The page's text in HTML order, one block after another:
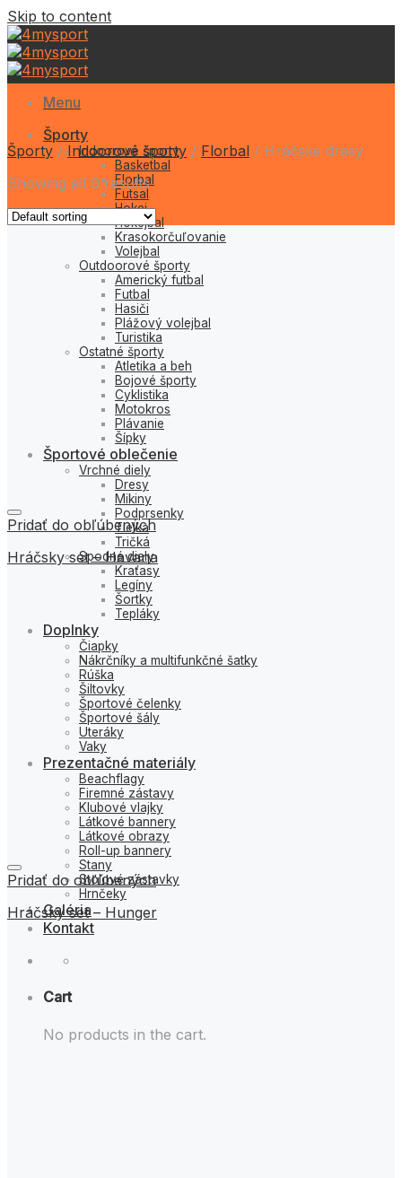
Skip to content
Menu
Športy
Indoorové športy
Basketbal
Florbal
Futsal
Hokej
Hokejbal
Krasokorčuľovanie
Volejbal
Outdoorové športy
Americký futbal
Futbal
Hasiči
Plážový volejbal
Turistika
Ostatné športy
Atletika a beh
Bojové športy
Cyklistika
Motokros
Plávanie
Šípky
Športové oblečenie
Vrchné diely
Dresy
Mikiny
Podprsenky
Tielka
Tričká
Spodné diely
Kraťasy
Legíny
Šortky
Tepláky
Doplnky
Čiapky
Nákrčníky a multifunkčné šatky
Rúška
Šiltovky
Športové čelenky
Športové šály
Uteráky
Vaky
Prezentačné materiály
Beachflagy
Firemné zástavy
Klubové vlajky
Látkové bannery
Látkové obrazy
Roll-up bannery
Stany
Stolové zástavky
Hrnčeky
Galéria
Kontakt
Cart
No products in the cart.
Športy / Indoorové športy / Florbal / Hráčske dresy
Showing all 9 results
Pridať do obľúbených
Hráčsky set – Havana
Pridať do obľúbených
Hráčsky set – Hunger